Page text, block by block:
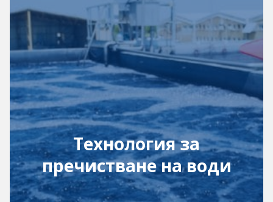
Технология за
пречистване на води